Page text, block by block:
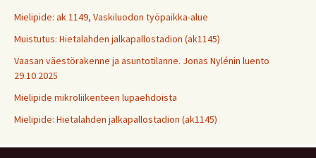
Mielipide: ak 1149, Vaskiluodon työpaikka-alue
Muistutus: Hietalahden jalkapallostadion (ak1145)
Vaasan väestörakenne ja asuntotilanne. Jonas Nylénin luento
29.10.2025
Mielipide mikroliikenteen lupaehdoista
Mielipide: Hietalahden jalkapallostadion (ak1145)